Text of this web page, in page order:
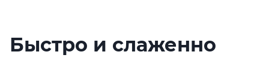
Быстро и слаженно